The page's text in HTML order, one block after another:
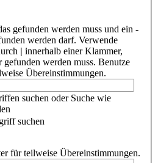
gefunden werden muss und ein -
werden darf. Verwende
| innerhalb einer Klammer,
werden muss. Benutze
Übereinstimmungen.
suchen oder Suche wie
suchen
für teilweise Übereinstimmungen.